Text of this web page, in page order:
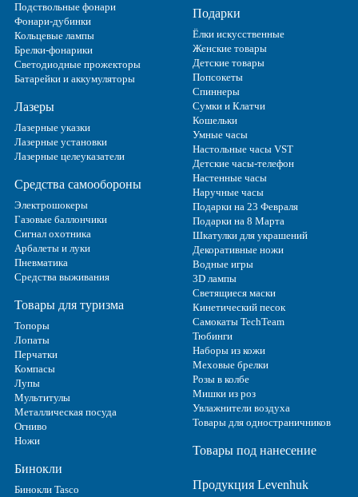
Подствольные фонари
Фонари-дубинки
Кольцевые лампы
Брелки-фонарики
Светодиодные прожекторы
Батарейки и аккумуляторы
Лазеры
Лазерные указки
Лазерные установки
Лазерные целеуказатели
Средства самообороны
Электрошокеры
Газовые баллончики
Сигнал охотника
Арбалеты и луки
Пневматика
Средства выживания
Товары для туризма
Топоры
Лопаты
Перчатки
Компасы
Лупы
Мультитулы
Металлическая посуда
Огниво
Ножи
Бинокли
Бинокли Tasco
Подарки
Ёлки искусственные
Женские товары
Детские товары
Попсокеты
Спиннеры
Сумки и Клатчи
Кошельки
Умные часы
Настольные часы VST
Детские часы-телефон
Настенные часы
Наручные часы
Подарки на 23 Февраля
Подарки на 8 Марта
Шкатулки для украшений
Декоративные ножи
Водные игры
3D лампы
Светящиеся маски
Кинетический песок
Самокаты TechTeam
Тюбинги
Наборы из кожи
Меховые брелки
Розы в колбе
Мишки из роз
Увлажнители воздуха
Товары для одностраничников
Товары под нанесение
Продукция Levenhuk